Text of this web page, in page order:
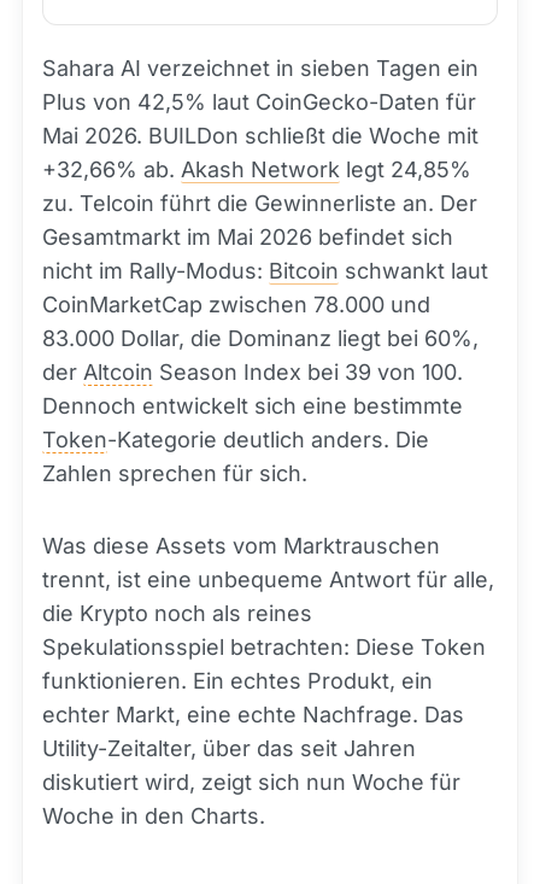
Sahara AI verzeichnet in sieben Tagen ein
Plus von 42,5% laut CoinGecko-Daten für
Mai 2026. BUILDon schließt die Woche mit
+32,66% ab. Akash Network legt 24,85%
zu. Telcoin führt die Gewinnerliste an. Der
Gesamtmarkt im Mai 2026 befindet sich
nicht im Rally-Modus: Bitcoin schwankt laut
CoinMarketCap zwischen 78.000 und
83.000 Dollar, die Dominanz liegt bei 60%,
der Altcoin Season Index bei 39 von 100.
Dennoch entwickelt sich eine bestimmte
Token-Kategorie deutlich anders. Die
Zahlen sprechen für sich.
Was diese Assets vom Marktrauschen
trennt, ist eine unbequeme Antwort für alle,
die Krypto noch als reines
Spekulationsspiel betrachten: Diese Token
funktionieren. Ein echtes Produkt, ein
echter Markt, eine echte Nachfrage. Das
Utility-Zeitalter, über das seit Jahren
diskutiert wird, zeigt sich nun Woche für
Woche in den Charts.